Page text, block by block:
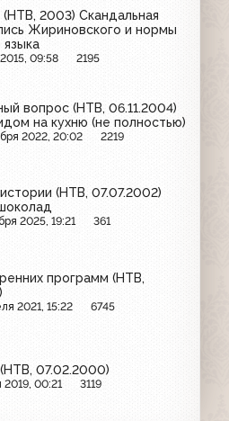
2003) Скандальная
Жириновского и нормы
языка
09:58 2195
вопрос (НТВ, 06.11.2004)
на кухню (не полностью)
2022, 20:02 2219
(НТВ, 07.07.2002)
2025, 19:21 361
программ (НТВ,
2021, 15:22 6745
07.02.2000)
2019, 00:21 3119